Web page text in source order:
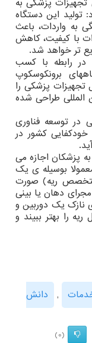
پزشکی به
تولید این دستگاه
به واردات، باعث
با کیفیت، کاهش
تر خواهد شد.
در رابطه با کسب
برونکوسکوپ
تجهیزات پزشکی را
المللی طراحی شده
در توسعه فناوری
کشور در
پزشکان اجازه می
بوسیله ی یک
متخصص ریه) صورت
دهان یا بینی
نازک یک دوربین و
را بهتر ببیند و
,
دانش
(0)